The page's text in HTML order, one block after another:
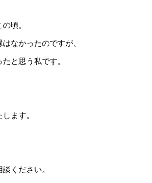
頃。
なかったのですが、
と思う私です。
ます。
ください。